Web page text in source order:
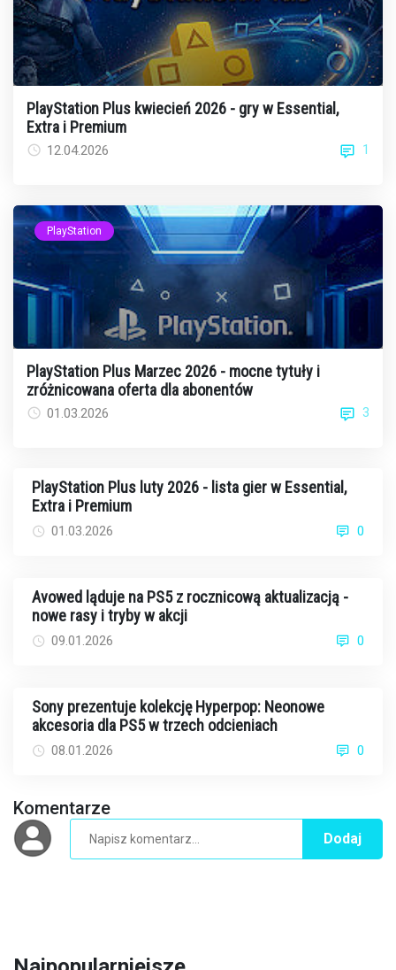
PlayStation Plus kwiecień 2026 - gry w Essential,
Extra i Premium
12.04.2026 1
PlayStation
PlayStation Plus Marzec 2026 - mocne tytuły i
zróżnicowana oferta dla abonentów
01.03.2026 3
PlayStation Plus luty 2026 - lista gier w Essential,
Extra i Premium
01.03.2026 0
Avowed ląduje na PS5 z rocznicową aktualizacją -
nowe rasy i tryby w akcji
09.01.2026 0
Sony prezentuje kolekcję Hyperpop: Neonowe
akcesoria dla PS5 w trzech odcieniach
08.01.2026 0
Komentarze
Dodaj